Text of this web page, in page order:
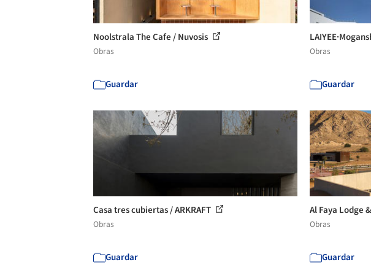
Noolstrala The Cafe / Nuvosis
Obras
Guardar
Obras
Guardar
Casa tres cubiertas / ARKRAFT
Obras
Guardar
Al Faya Lodge
Obras
Guardar